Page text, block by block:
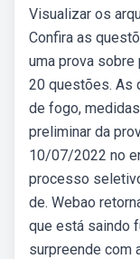
Visualizar os
Confira as
uma prova sobre
20 questões. As
de fogo,
preliminar da
10/07/2022 no
processo
de. Webao
que está saindo
surpreende com